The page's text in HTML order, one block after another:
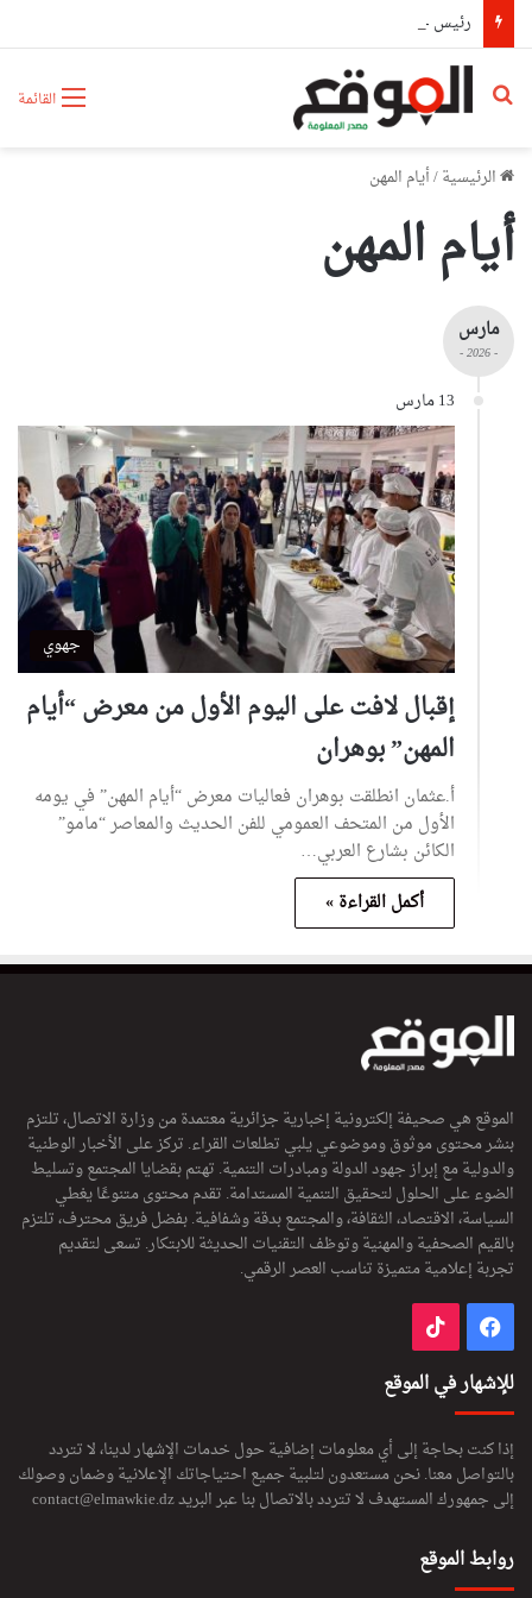
القائمة بحث عن
الرئيسية/أيام المهن
أيام المهن
مارس
- 2026 -
13 مارس
جهوي
إقبال لافت على اليوم الأول من معرض “أيام
المهن” بوهران
أ.عثمان انطلقت بوهران فعاليات معرض “أيام المهن” في يومه
الأول من المتحف العمومي للفن الحديث والمعاصر “مامو”
الكائن بشارع العربي…
أكمل القراءة »
الموقع هي صحيفة إلكترونية إخبارية جزائرية معتمدة من وزارة الاتصال، تلتزم
بنشر محتوى موثوق وموضوعي يلبي تطلعات القراء. تركز على الأخبار الوطنية
والدولية مع إبراز جهود الدولة ومبادرات التنمية. تهتم بقضايا المجتمع وتسليط
الضوء على الحلول لتحقيق التنمية المستدامة. تقدم محتوى متنوعًا يغطي
السياسة، الاقتصاد، الثقافة، والمجتمع بدقة وشفافية. بفضل فريق محترف، تلتزم
بالقيم الصحفية والمهنية وتوظف التقنيات الحديثة للابتكار. تسعى لتقديم
تجربة إعلامية متميزة تناسب العصر الرقمي.
فيسبوك
للإشهار في الموقع
إذا كنت بحاجة إلى أي معلومات إضافية حول خدمات الإشهار لدينا، لا تتردد
بالتواصل معنا. نحن مستعدون لتلبية جميع احتياجاتك الإعلانية وضمان وصولك
إلى جمهورك المستهدف لا تتردد بالاتصال بنا عبر البريدcontact@elmawkie.dz
روابط الموقع